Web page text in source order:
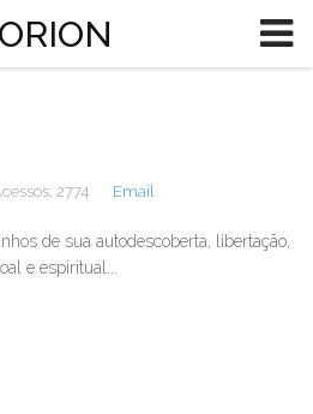
2774 Email
de sua autodescoberta, libertação,
e espiritual...